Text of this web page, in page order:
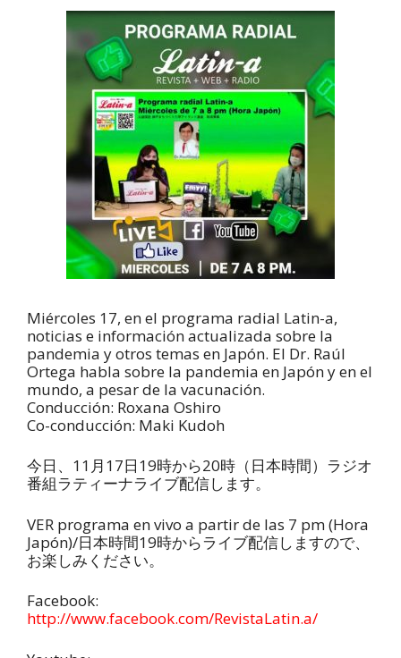
Miércoles 17, en el programa radial Latin-a,
noticias e información actualizada sobre la
pandemia y otros temas en Japón. El Dr. Raúl
Ortega habla sobre la pandemia en Japón y en el
mundo, a pesar de la vacunación.
Conducción: Roxana Oshiro
Co-conducción: Maki Kudoh
今日、11月17日19時から20時（日本時間）ラジオ
番組ラティーナライブ配信します。
VER programa en vivo a partir de las 7 pm (Hora
Japón)/日本時間19時からライブ配信しますので、
お楽しみください。
Facebook:
http://www.facebook.com/RevistaLatin.a/